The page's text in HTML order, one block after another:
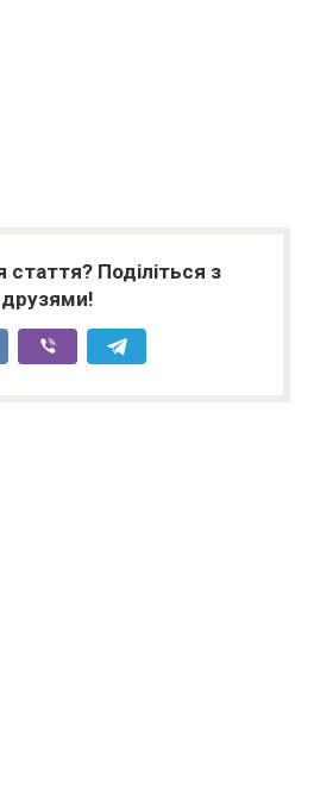
Поділіться з
друзями!